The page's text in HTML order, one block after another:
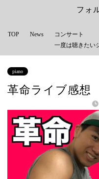
フォ
TOP News
コンサート
一度は聴きたい
piano
革命ライブ感想